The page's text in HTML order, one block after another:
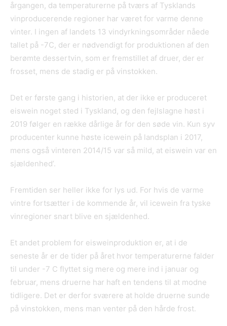
årgangen, da temperaturerne på tværs af Tysklands
vinproducerende regioner har været for varme denne
vinter. I ingen af landets 13 vindyrkningsområder nåede
tallet på -7C, der er nødvendigt for produktionen af den
berømte dessertvin, som er fremstillet af druer, der er
frosset, mens de stadig er på vinstokken.
Det er første gang i historien, at der ikke er produceret
eiswein noget sted i Tyskland, og den fejlslagne høst i
2019 følger en række dårlige år for den søde vin. Kun syv
producenter kunne høste icewein på landsplan i 2017,
mens også vinteren 2014/15 var så mild, at eiswein var en
sjældenhed’.
Fremtiden ser heller ikke for lys ud. For hvis de varme
vintre fortsætter i de kommende år, vil icewein fra tyske
vinregioner snart blive en sjældenhed.
Et andet problem for eisweinproduktion er, at i de
seneste år er de tider på året hvor temperaturerne falder
til under -7 C flyttet sig mere og mere ind i januar og
februar, mens druerne har haft en tendens til at modne
tidligere. Det er derfor sværere at holde druerne sunde
på vinstokken, mens man venter på den hårde frost.